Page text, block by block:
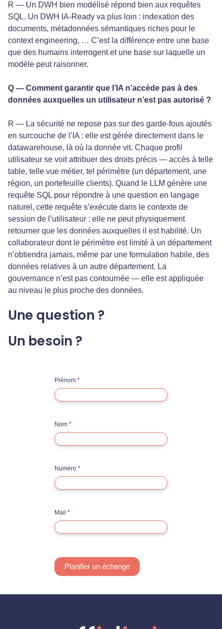
R — Un DWH bien modélisé répond bien aux requêtes
SQL. Un DWH IA-Ready va plus loin : indexation des
documents, métadonnées sémantiques riches pour le
context engineering, … C’est la différence entre une base
que des humains interrogent et une base sur laquelle un
modèle peut raisonner.
Q — Comment garantir que l’IA n’accède pas à des
données auxquelles un utilisateur n’est pas autorisé ?
R — La sécurité ne repose pas sur des garde-fous ajoutés
en surcouche de l’IA : elle est gérée directement dans le
datawarehouse, là où la donnée vit. Chaque profil
utilisateur se voit attribuer des droits précis — accès à telle
table, telle vue métier, tel périmètre (un département, une
région, un portefeuille clients). Quand le LLM génère une
requête SQL pour répondre à une question en langage
naturel, cette requête s’exécute dans le contexte de
session de l’utilisateur : elle ne peut physiquement
retourner que les données auxquelles il est habilité. Un
collaborateur dont le périmètre est limité à un département
n’obtiendra jamais, même par une formulation habile, des
données relatives à un autre département. La
gouvernance n’est pas contournée — elle est appliquée
au niveau le plus proche des données.
Une question ?
Un besoin ?
C
o
n
a
c
r
a
p
d
e
Prénom *
Nom *
Numéro *
Mail *
Planifier un échange